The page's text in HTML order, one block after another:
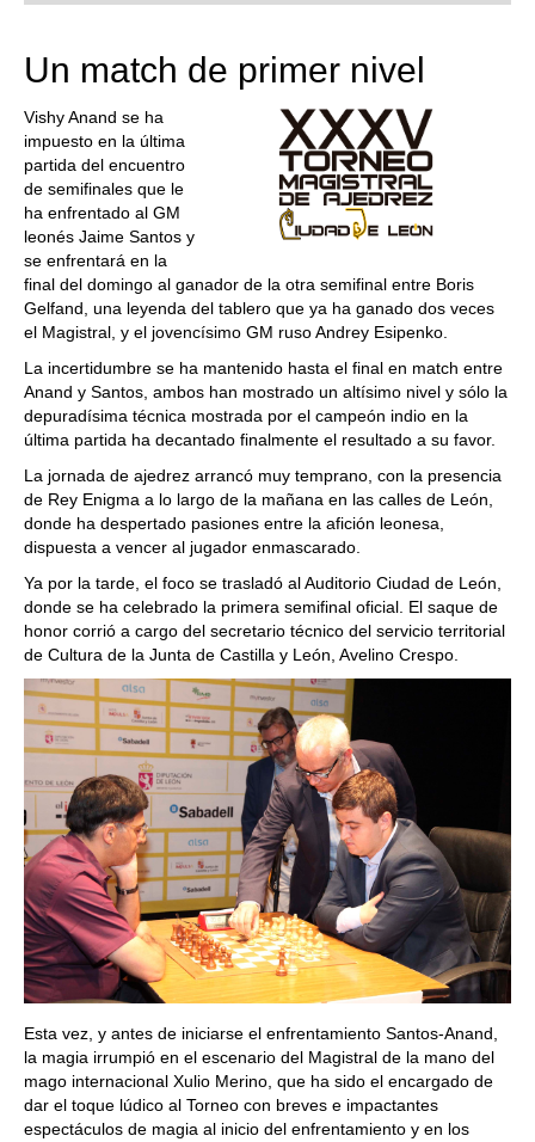
train more efficiently, intelligently and with a
Un match de primer nivel
Vishy Anand se ha
impuesto en la última
partida del encuentro
de semifinales que le
ha enfrentado al GM
leonés Jaime Santos y
se enfrentará en la
final del domingo al ganador de la otra semifinal entre Boris
Gelfand, una leyenda del tablero que ya ha ganado dos veces
el Magistral, y el jovencísimo GM ruso Andrey Esipenko.
La incertidumbre se ha mantenido hasta el final en match entre
Anand y Santos, ambos han mostrado un altísimo nivel y sólo la
depuradísima técnica mostrada por el campeón indio en la
última partida ha decantado finalmente el resultado a su favor.
La jornada de ajedrez arrancó muy temprano, con la presencia
de Rey Enigma a lo largo de la mañana en las calles de León,
donde ha despertado pasiones entre la afición leonesa,
dispuesta a vencer al jugador enmascarado.
Ya por la tarde, el foco se trasladó al Auditorio Ciudad de León,
donde se ha celebrado la primera semifinal oficial. El saque de
honor corrió a cargo del secretario técnico del servicio territorial
de Cultura de la Junta de Castilla y León, Avelino Crespo.
Esta vez, y antes de iniciarse el enfrentamiento Santos-Anand,
la magia irrumpió en el escenario del Magistral de la mano del
mago internacional Xulio Merino, que ha sido el encargado de
dar el toque lúdico al Torneo con breves e impactantes
espectáculos de magia al inicio del enfrentamiento y en los